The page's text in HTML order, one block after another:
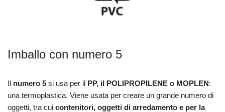
Imballo con numero 5
Il numero 5 si usa per il PP, il POLIPROPILENE o MOPLEN:
una termoplastica. Viene usata per creare un grande numero di
oggetti, tra cui contenitori, oggetti di arredamento e per la